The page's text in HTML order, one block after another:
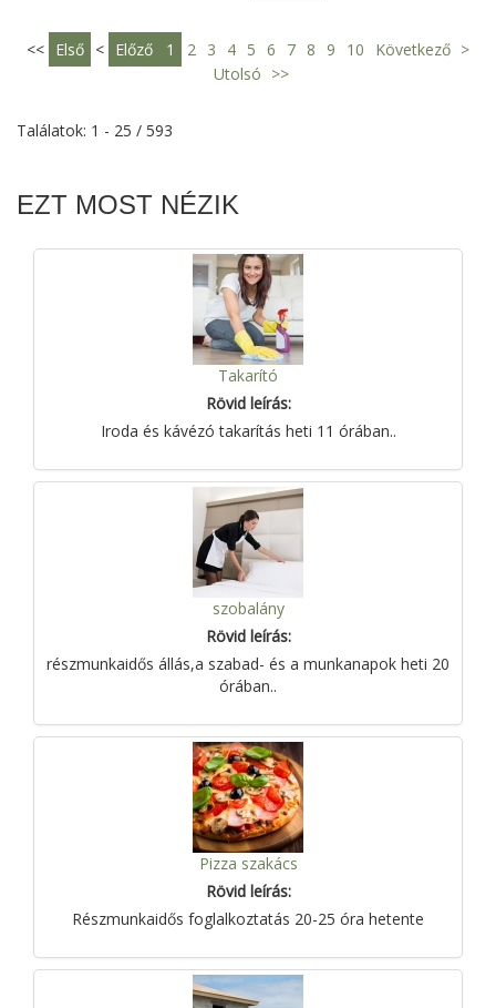
<< Első < Előző 1 2 3 4 5 6 7 8 9 10 Következő >
Utolsó >>
Találatok: 1 - 25 / 593
EZT MOST NÉZIK
Takarító
Rövid leírás:
Iroda és kávézó takarítás heti 11 órában..
szobalány
Rövid leírás:
részmunkaidős állás,a szabad- és a munkanapok heti 20
órában..
Pizza szakács
Rövid leírás:
Részmunkaidős foglalkoztatás 20-25 óra hetente